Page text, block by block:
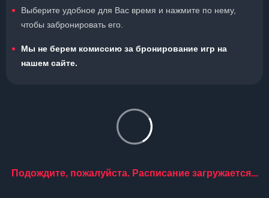
Выберите удобное для Вас время и нажмите по нему,
чтобы забронировать его.
Мы не берем комиссию за бронирование игр на
нашем сайте.
Подождите, пожалуйста. Расписание загружается...